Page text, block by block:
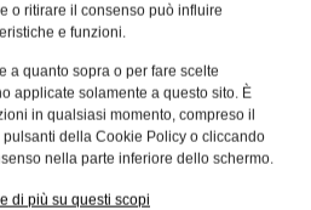
o ritirare il consenso può influire
e funzioni.
a quanto sopra o per fare scelte
applicate solamente a questo sito. È
in qualsiasi momento, compreso il
della Cookie Policy o cliccando
nella parte inferiore dello schermo.
di più su questi scopi
QUADERNI DI PROGETTAZIONE